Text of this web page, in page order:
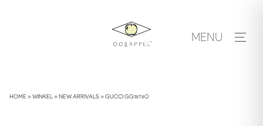
MENU
HOME»WINKEL »NEW ARRIVALS»GUCCI GG1878O